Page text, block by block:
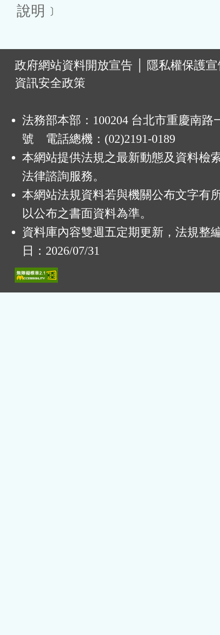
說明﹞
政府網站資料開放宣告
隱私權保護
資訊安全政策
法務部本部：100204 台北市重慶南路
號 電話總機：(02)2191-0189
本網站提供法規之最新動態及資料檢
法律諮詢服務。
本網站法規資料若與機關公布文字有
以公布之書面資料為準。
資料庫內容雙週五定期更新，法規整
日：2026/07/31